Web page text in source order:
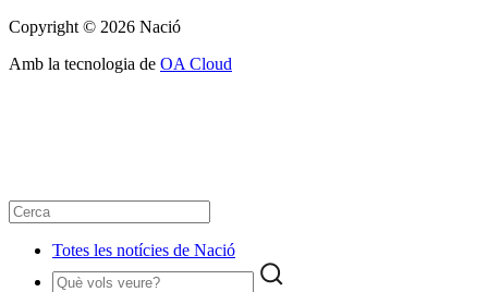
Copyright © 2026 Nació
Amb la tecnologia de OA Cloud
Totes les notícies de Nació